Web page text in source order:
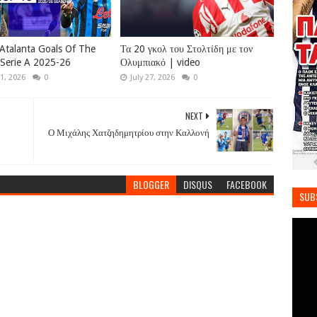
Goals Of The
A 2025-26
2026 0
Τα 20 γκολ του Στολτίδη με τον
Ολυμπιακό | video
July 27, 2026 0
NEXT
Ο Μιχάλης Χατζηδημητρίου στην Καλλονή
BLOGGER DISQUS
FACEBOOK